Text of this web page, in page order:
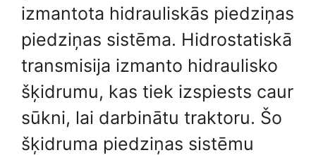
izmantota hidrauliskās piedziņas
piedziņas sistēma. Hidrostatiskā
transmisija izmanto hidraulisko
šķidrumu, kas tiek izspiests caur
sūkni, lai darbinātu traktoru. Šo
šķidruma piedziņas sistēmu